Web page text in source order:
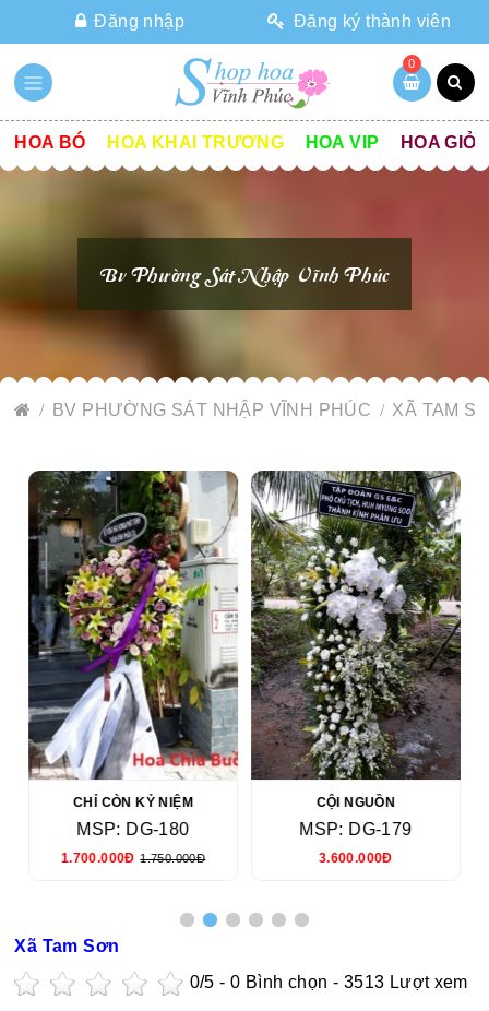
Đăng nhập Đăng ký thành viên
0
HOA BÓ HOA KHAI TRƯƠNG HOA VIP HOA GIỎ
Bv Phường Sát Nhập Vĩnh Phúc
BV PHƯỜNG SÁT NHẬP VĨNH PHÚC XÃ TAM
CHỈ CÒN KỶ NIỆM
MSP: DG-180
1.700.000Đ 1.750.000Đ
CỘI NGUỒN
MSP: DG-179
3.600.000Đ
Xã Tam Sơn
0/5 -0 Bình chọn - 3513 Lượt xem